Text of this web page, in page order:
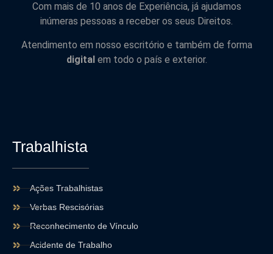
Com mais de 10 anos de Experiência, já ajudamos
inúmeras pessoas a receber os seus Direitos.
Atendimento em nosso escritório e também de forma
digitalem todo o país e exterior.
Trabalhista
Ações Trabalhistas
Verbas Rescisórias
Reconhecimento de Vínculo
Acidente de Trabalho